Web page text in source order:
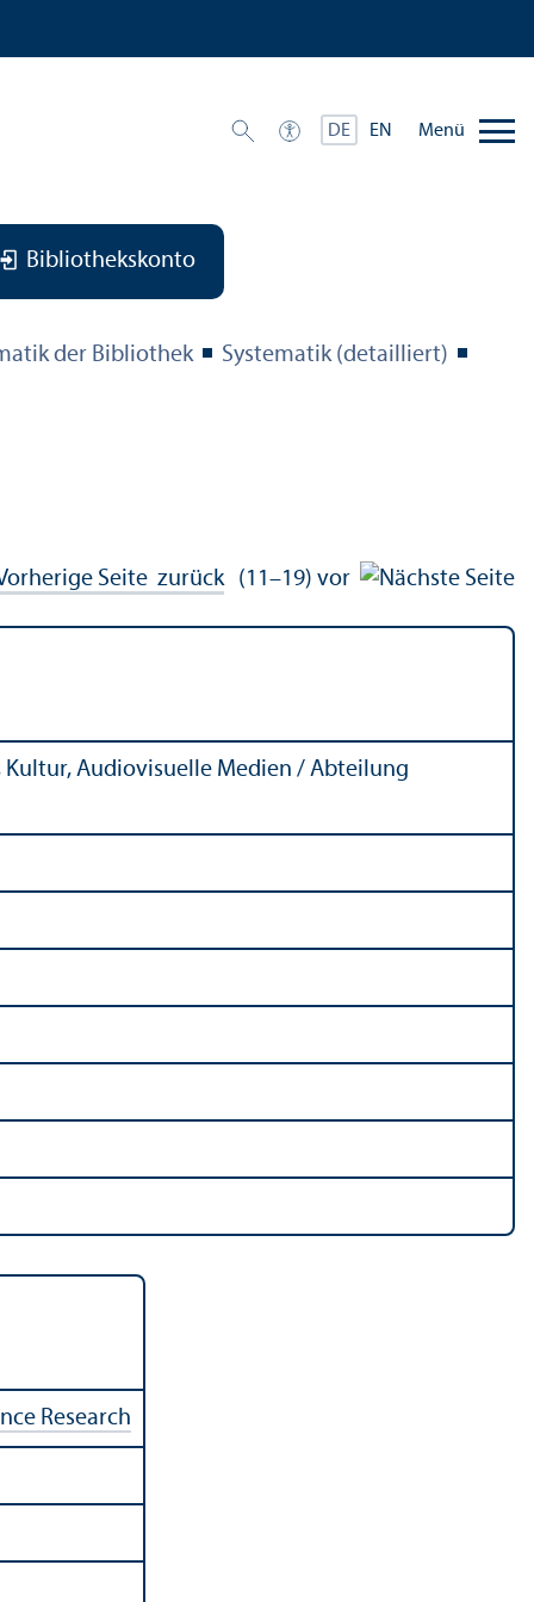
DE EN Menü
Bibliothekskonto
der Bibliothek
Systematik (detailliert)
zurück(11–19) vor
Audiovisuelle Medien / Abteilung
Research